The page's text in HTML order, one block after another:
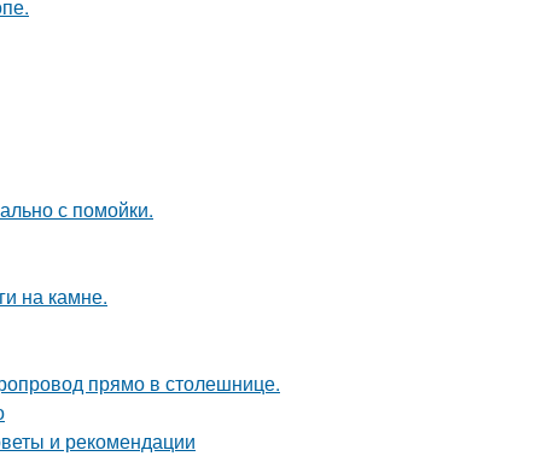
с помойки.
на камне.
прямо в столешнице.
и рекомендации